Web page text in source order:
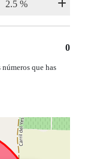
0
que has